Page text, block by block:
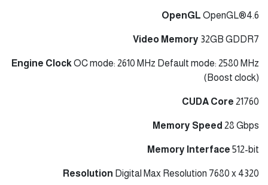
OpenGL OpenGL®4.6
Video Memory 32GB GDDR7
Engine ClockOC mode: 2610 MHz Default mode: 2580 MHz
(Boost clock)
CUDA Core 21760
Memory Speed 28 Gbps
Memory Interface 512-bit
Resolution Digital Max Resolution 7680 x 4320